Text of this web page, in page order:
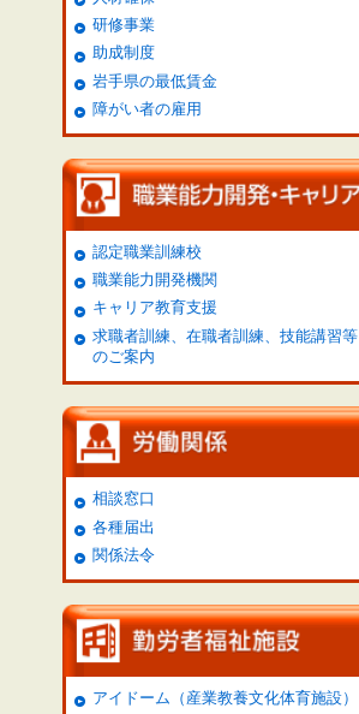
研修事業
助成制度
岩手県の最低賃金
障がい者の雇用
認定職業訓練校
職業能力開発機関
キャリア教育支援
求職者訓練、在職者訓練、技能講習等
のご案内
相談窓口
各種届出
関係法令
アイドーム（産業教養文化体育施設）